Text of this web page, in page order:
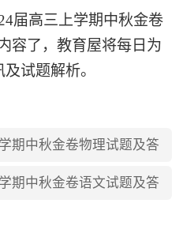
届高三上学期中秋金卷
容了，教育屋将每日为
试题解析。
期中秋金卷物理试题及答
期中秋金卷语文试题及答